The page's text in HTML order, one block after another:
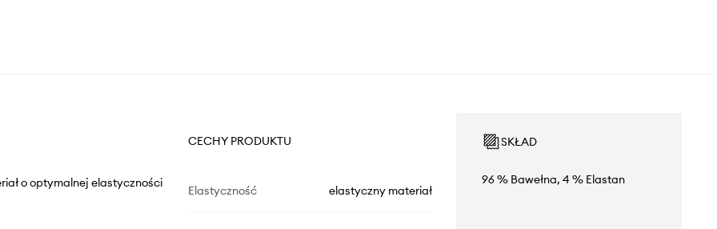
o optymalnej elastyczności
CECHY PRODUKTU
Elastyczność elastyczny materiał
SKŁAD
96 % Bawełna, 4 % Elastan